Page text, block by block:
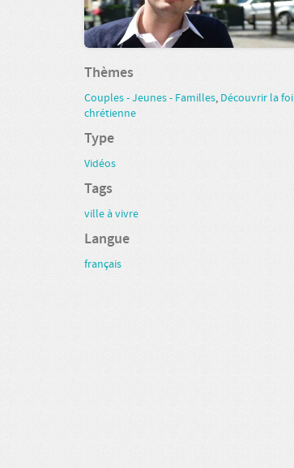
Thèmes
Couples - Jeunes - Familles, Découvrir la foi
chrétienne
Type
Vidéos
Tags
ville à vivre
Langue
français